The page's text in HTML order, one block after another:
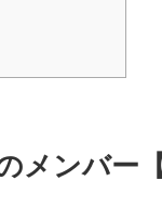
メンバー